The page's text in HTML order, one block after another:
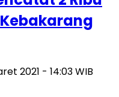
2021 - 14:03 WIB